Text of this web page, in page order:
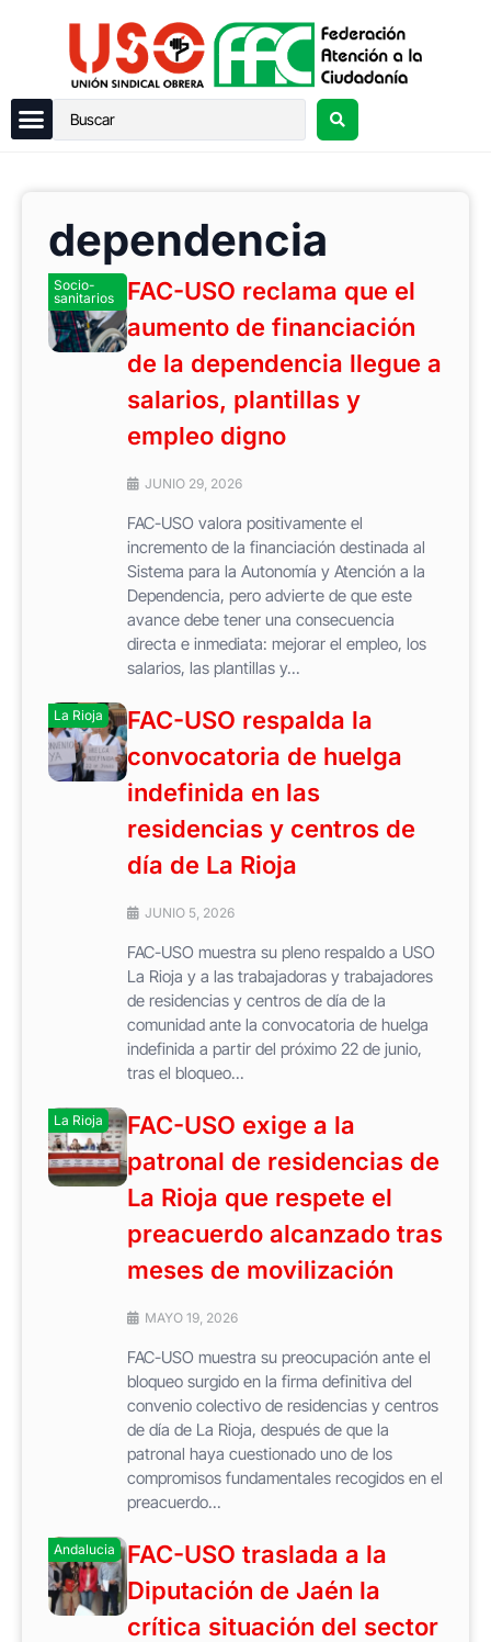
dependencia
Socio-
sanitarios
FAC-USO reclama que el
aumento de financiación
de la dependencia llegue a
salarios, plantillas y
empleo digno
JUNIO 29, 2026
FAC-USO valora positivamente el
incremento de la financiación destinada al
Sistema para la Autonomía y Atención a la
Dependencia, pero advierte de que este
avance debe tener una consecuencia
directa e inmediata: mejorar el empleo, los
salarios, las plantillas y...
La Rioja
FAC-USO respalda la
convocatoria de huelga
indefinida en las
residencias y centros de
día de La Rioja
JUNIO 5, 2026
FAC-USO muestra su pleno respaldo a USO
La Rioja y a las trabajadoras y trabajadores
de residencias y centros de día de la
comunidad ante la convocatoria de huelga
indefinida a partir del próximo 22 de junio,
tras el bloqueo...
La Rioja
FAC-USO exige a la
patronal de residencias de
La Rioja que respete el
preacuerdo alcanzado tras
meses de movilización
MAYO 19, 2026
FAC-USO muestra su preocupación ante el
bloqueo surgido en la firma definitiva del
convenio colectivo de residencias y centros
de día de La Rioja, después de que la
patronal haya cuestionado uno de los
compromisos fundamentales recogidos en el
preacuerdo...
Andalucia
FAC-USO traslada a la
Diputación de Jaén la
crítica situación del sector